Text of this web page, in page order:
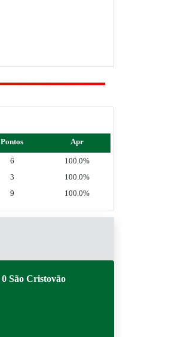
Pontos Apr
6
100.0%
3
100.0%
9 100.0%
São Cristovão